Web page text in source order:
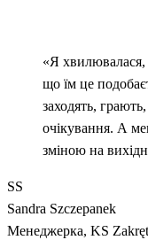
«Я хвилювалася,
що їм це
заходять,
очікування. А
зміною на
SS
Sandra Szczepanek
Менеджерка, KS Zakręt